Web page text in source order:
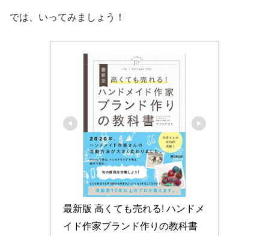
では、いってみましょう！
最新版 高くても売れる! ハンドメ
イド作家ブランド作りの教科書